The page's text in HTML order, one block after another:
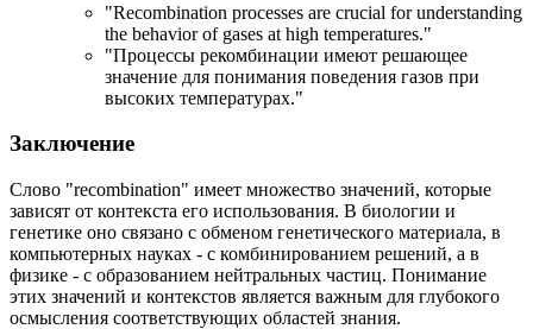
"Recombination processes are crucial for understanding
the behavior of gases at high temperatures."
"Процессы рекомбинации имеют решающее
значение для понимания поведения газов при
высоких температурах."
Заключение
Слово "recombination" имеет множество значений, которые
зависят от контекста его использования. В биологии и
генетике оно связано с обменом генетического материала, в
компьютерных науках - с комбинированием решений, а в
физике - с образованием нейтральных частиц. Понимание
этих значений и контекстов является важным для глубокого
осмысления соответствующих областей знания.